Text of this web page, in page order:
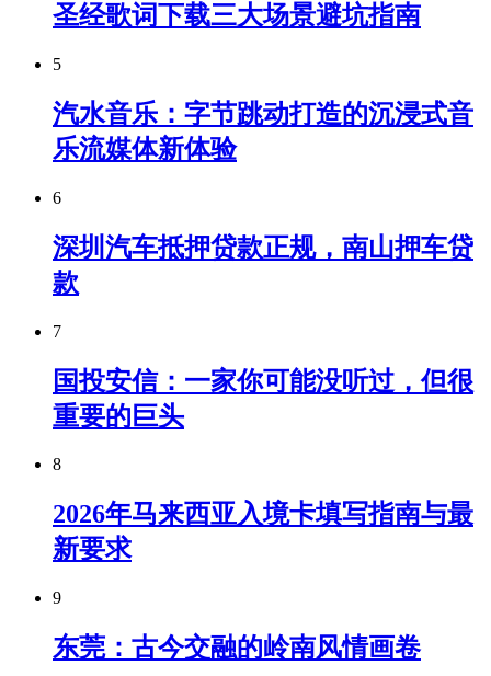
圣经歌词下载三大场景避坑指南
5
汽水音乐：字节跳动打造的沉浸式音
乐流媒体新体验
6
深圳汽车抵押贷款正规，南山押车贷
款
7
国投安信：一家你可能没听过，但很
重要的巨头
8
2026年马来西亚入境卡填写指南与最
新要求
9
东莞：古今交融的岭南风情画卷